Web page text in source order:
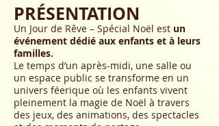
PRÉSENTATION
Un Jour de Rêve – Spécial Noël est un
événement dédié aux enfants et à leurs
familles.
Le temps d’un après-midi, une salle ou
un espace public se transforme en un
univers féerique où les enfants vivent
pleinement la magie de Noël à travers
des jeux, des animations, des spectacles